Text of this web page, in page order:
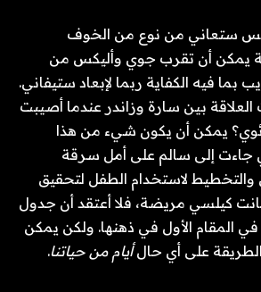
ستعاني من نوع من الخوف
يمكن أن تقرب جوي وأليكس من
فيه الكفاية ربما لإبعاد ستيفاني.
بين سارة وزاندر عندما أصيبت
يمكن أن يكون شيء من هذا
جاءت إلى سالم على أمل سرقة
لاستخدام الطفل لتحقيق
كيلسي مريضة، فلا أعتقد أن جدول
المقام الأول في ذهنها. ولكن يمكن
الطريقة على أي حالأيام من حياتنا.